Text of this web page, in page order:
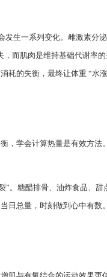
生一系列变化。雌激素分
而肌肉是维持基础代谢率
耗的失衡，最终让体重 “
，学会计算热量是有效方
”。糖醋排骨、油炸食品、
日总量，时刻做到心中有